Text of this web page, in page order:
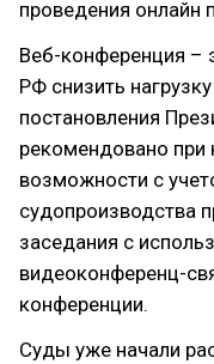
проведения онлайн
Веб-конференция –
РФ снизить
постановления
рекомендовано при
возможности с
судопроизводства
заседания с
видеоконференц-
конференции.
Суды уже начали